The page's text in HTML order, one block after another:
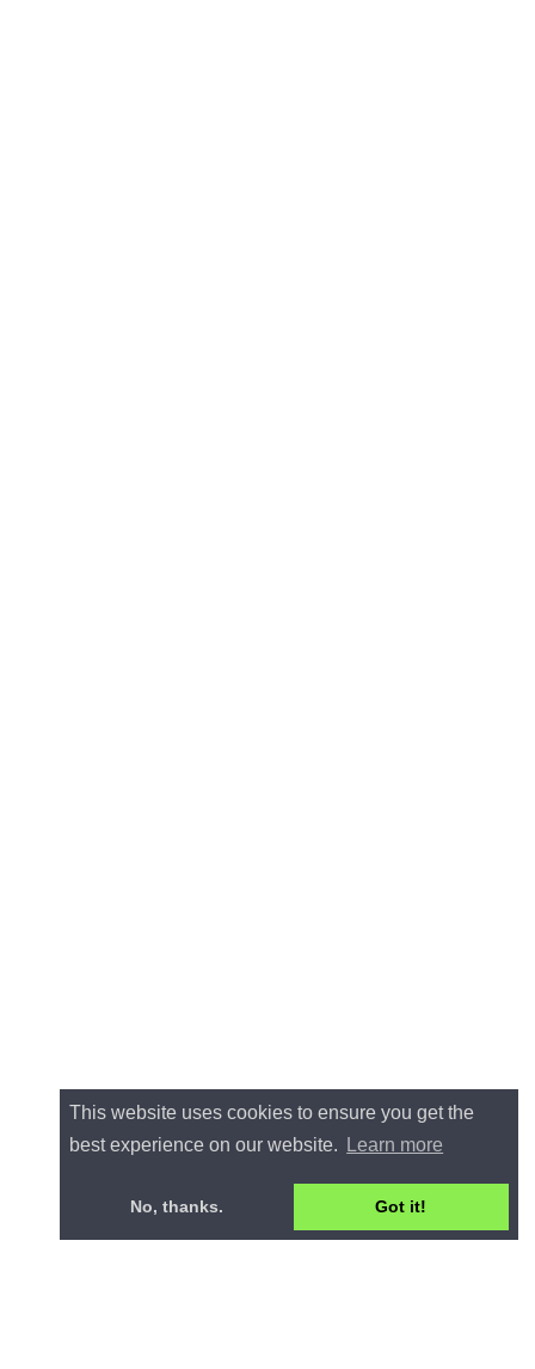
This website uses cookies to ensure you get the
best experience on our website.
Learn more
No, thanks. Got it!